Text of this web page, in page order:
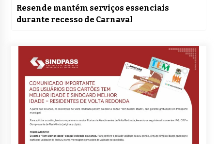
Resende mantém serviços essenciais
durante recesso de Carnaval